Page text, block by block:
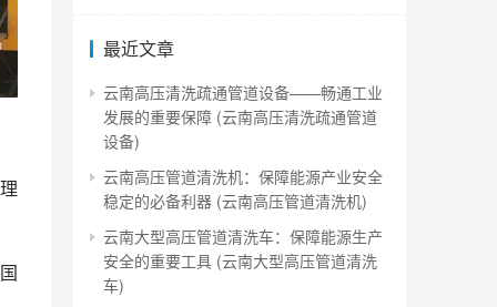
最近文章
云南高压清洗疏通管道设备——畅通工业
发展的重要保障 (云南高压清洗疏通管道
设备)
云南高压管道清洗机：保障能源产业安全
稳定的必备利器 (云南高压管道清洗机)
云南大型高压管道清洗车：保障能源生产
安全的重要工具 (云南大型高压管道清洗
车)